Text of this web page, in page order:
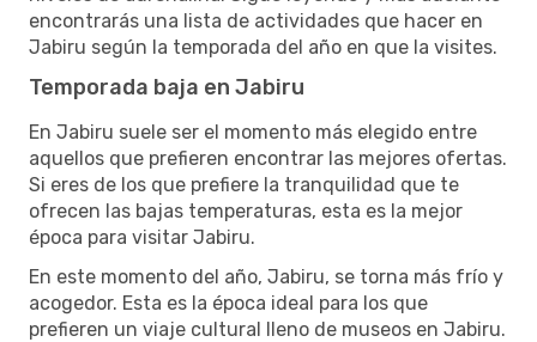
encontrarás una lista de actividades que hacer en
Jabiru según la temporada del año en que la visites.
Temporada baja en Jabiru
En Jabiru suele ser el momento más elegido entre
aquellos que prefieren encontrar las mejores ofertas.
Si eres de los que prefiere la tranquilidad que te
ofrecen las bajas temperaturas, esta es la mejor
época para visitar Jabiru.
En este momento del año, Jabiru, se torna más frío y
acogedor. Esta es la época ideal para los que
prefieren un viaje cultural lleno de museos en Jabiru.